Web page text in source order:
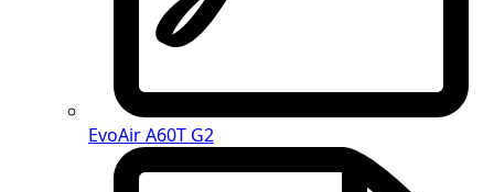
EvoAir A60T G2